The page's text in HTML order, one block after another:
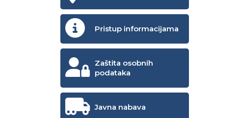
Pristup informacijama
Zaštita osobnih
podataka
Javna nabava